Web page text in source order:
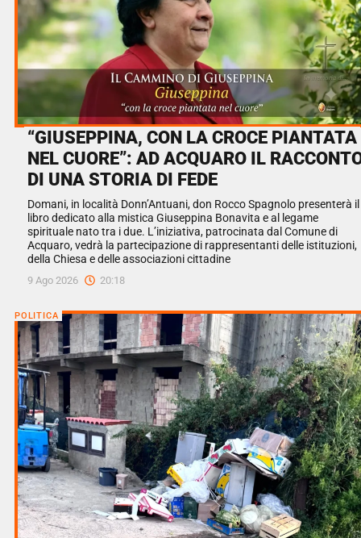
“GIUSEPPINA, CON LA CROCE PIANTATA
NEL CUORE”: AD ACQUARO IL
DI UNA STORIA DI FEDE
Domani, in località Donn’Antuani, don Rocco Spagnolo presenterà il
libro dedicato alla mistica Giuseppina Bonavita e al legame
spirituale nato tra i due. L’iniziativa, patrocinata dal Comune di
Acquaro, vedrà la partecipazione di rappresentanti delle istituzioni,
della Chiesa e delle associazioni cittadine
9 Ago 2026 20:18
POLITICA